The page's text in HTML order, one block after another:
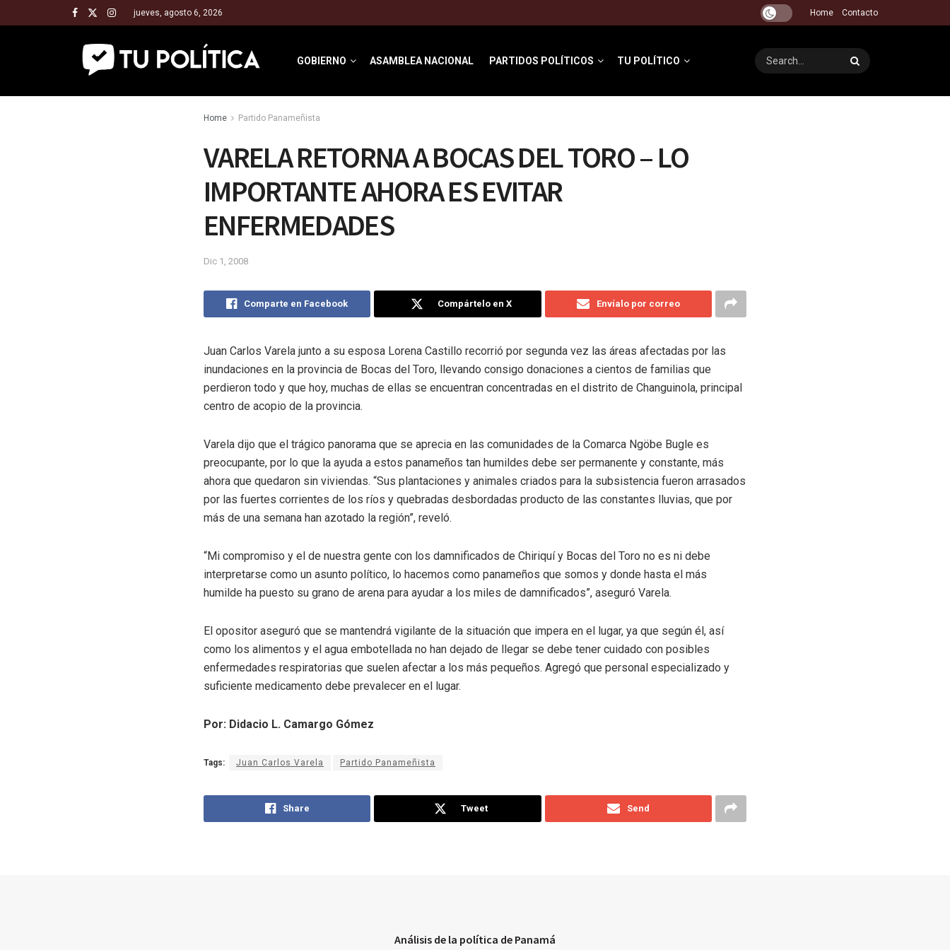
jueves, agosto 6, 2026 Home Contacto
GOBIERNO ASAMBLEA NACIONAL PARTIDOS POLÍTICOS TU POLÍTICO
Home Partido Panameñista
VARELA RETORNA A BOCAS DEL TORO – LO
IMPORTANTE AHORA ES EVITAR
ENFERMEDADES
Dic 1, 2008
Comparte en Facebook Compártelo en X Envíalo por correo
Juan Carlos Varela junto a su esposa Lorena Castillo recorrió por segunda vez las áreas afectadas por las
inundaciones en la provincia de Bocas del Toro, llevando consigo donaciones a cientos de familias que
perdieron todo y que hoy, muchas de ellas se encuentran concentradas en el distrito de Changuinola, principal
centro de acopio de la provincia.
Varela dijo que el trágico panorama que se aprecia en las comunidades de la Comarca Ngöbe Bugle es
preocupante, por lo que la ayuda a estos panameños tan humildes debe ser permanente y constante, más
ahora que quedaron sin viviendas. “Sus plantaciones y animales criados para la subsistencia fueron arrasados
por las fuertes corrientes de los ríos y quebradas desbordadas producto de las constantes lluvias, que por
más de una semana han azotado la región”, reveló.
“Mi compromiso y el de nuestra gente con los damnificados de Chiriquí y Bocas del Toro no es ni debe
interpretarse como un asunto político, lo hacemos como panameños que somos y donde hasta el más
humilde ha puesto su grano de arena para ayudar a los miles de damnificados”, aseguró Varela.
El opositor aseguró que se mantendrá vigilante de la situación que impera en el lugar, ya que según él, así
como los alimentos y el agua embotellada no han dejado de llegar se debe tener cuidado con posibles
enfermedades respiratorias que suelen afectar a los más pequeños. Agregó que personal especializado y
suficiente medicamento debe prevalecer en el lugar.
Por: Didacio L. Camargo Gómez
Tags: Juan Carlos Varela Partido Panameñista
Share Tweet Send
Análisis de la política de Panamá